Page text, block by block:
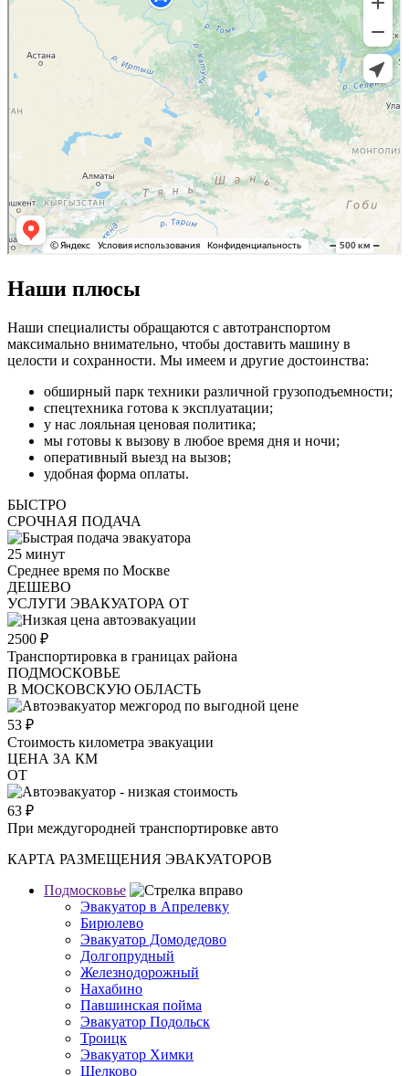
Наши плюсы
Наши специалисты обращаются с автотранспортом
максимально внимательно, чтобы доставить машину в
целости и сохранности. Мы имеем и другие достоинства:
обширный парк техники различной грузоподъемности;
спецтехника готова к эксплуатации;
у нас лояльная ценовая политика;
мы готовы к вызову в любое время дня и ночи;
оперативный выезд на вызов;
удобная форма оплаты.
БЫСТРО
СРОЧНАЯ ПОДАЧА
25 минут
Среднее время по Москве
ДЕШЕВО
УСЛУГИ ЭВАКУАТОРА ОТ
2500 ₽
Транспортировка в границах района
ПОДМОСКОВЬЕ
В МОСКОВСКУЮ ОБЛАСТЬ
53 ₽
Стоимость километра эвакуации
ЦЕНА ЗА КМ
ОТ
63 ₽
При междугородней транспортировке авто
КАРТА РАЗМЕЩЕНИЯ ЭВАКУАТОРОВ
Подмосковье
Эвакуатор в Апрелевку
Бирюлево
Эвакуатор Домодедово
Долгопрудный
Железнодорожный
Нахабино
Павшинская пойма
Эвакуатор Подольск
Троицк
Эвакуатор Химки
Щелково